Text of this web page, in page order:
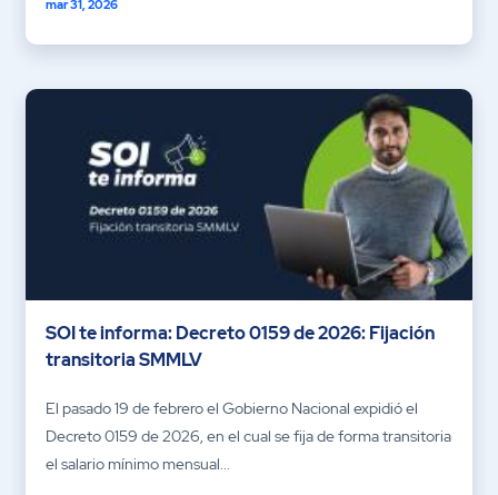
mar 31, 2026
SOI te informa: Decreto 0159 de 2026: Fijación
transitoria SMMLV
El pasado 19 de febrero el Gobierno Nacional expidió el
Decreto 0159 de 2026, en el cual se fija de forma transitoria
el salario mínimo mensual...